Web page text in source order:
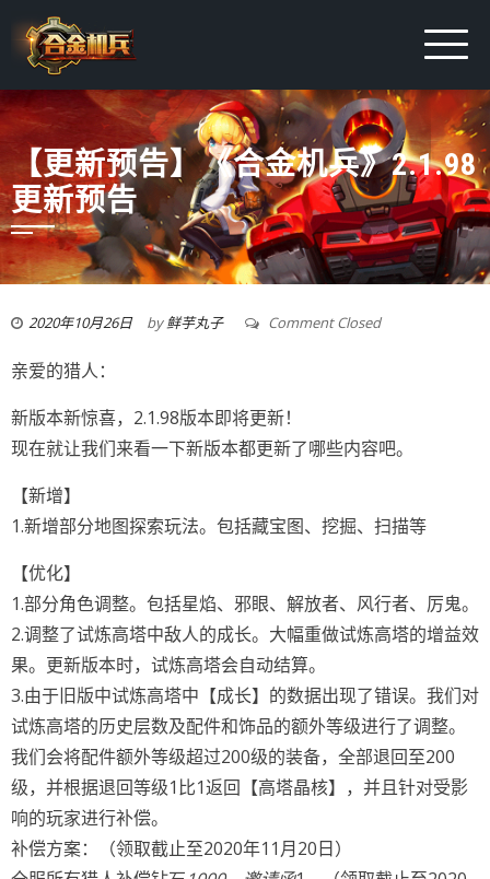
【更新预告】《合金机兵》2.1.98
更新预告
2020年10月26日 by鲜芋丸子 Comment Closed
亲爱的猎人：
新版本新惊喜，2.1.98版本即将更新！
现在就让我们来看一下新版本都更新了哪些内容吧。
【新增】
1.新增部分地图探索玩法。包括藏宝图、挖掘、扫描等
【优化】
1.部分角色调整。包括星焰、邪眼、解放者、风行者、厉鬼。
2.调整了试炼高塔中敌人的成长。大幅重做试炼高塔的增益效
果。更新版本时，试炼高塔会自动结算。
3.由于旧版中试炼高塔中【成长】的数据出现了错误。我们对
试炼高塔的历史层数及配件和饰品的额外等级进行了调整。
我们会将配件额外等级超过200级的装备，全部退回至200
级，并根据退回等级1比1返回【高塔晶核】，并且针对受影
响的玩家进行补偿。
补偿方案：（领取截止至2020年11月20日）